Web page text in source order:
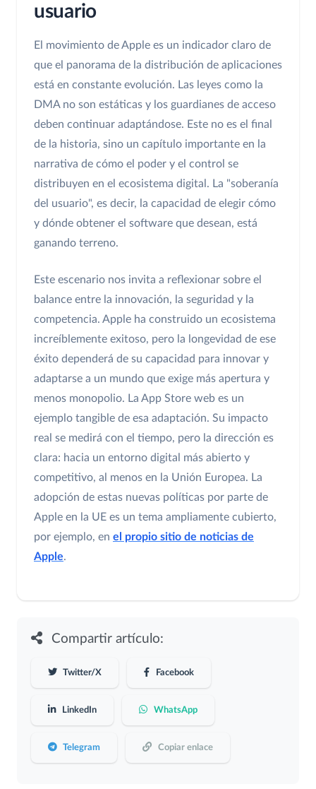
usuario
El movimiento de Apple es un indicador claro de
que el panorama de la distribución de aplicaciones
está en constante evolución. Las leyes como la
DMA no son estáticas y los guardianes de acceso
deben continuar adaptándose. Este no es el final
de la historia, sino un capítulo importante en la
narrativa de cómo el poder y el control se
distribuyen en el ecosistema digital. La "soberanía
del usuario", es decir, la capacidad de elegir cómo
y dónde obtener el software que desean, está
ganando terreno.
Este escenario nos invita a reflexionar sobre el
balance entre la innovación, la seguridad y la
competencia. Apple ha construido un ecosistema
increíblemente exitoso, pero la longevidad de ese
éxito dependerá de su capacidad para innovar y
adaptarse a un mundo que exige más apertura y
menos monopolio. La App Store web es un
ejemplo tangible de esa adaptación. Su impacto
real se medirá con el tiempo, pero la dirección es
clara: hacia un entorno digital más abierto y
competitivo, al menos en la Unión Europea. La
adopción de estas nuevas políticas por parte de
Apple en la UE es un tema ampliamente cubierto,
por ejemplo, en el propio sitio de noticias de
Apple.
Compartir artículo:
Twitter/X Facebook
LinkedIn WhatsApp
Telegram Copiar enlace